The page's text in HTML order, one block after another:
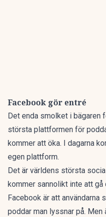
Facebook gör entré
Det enda smolket i bägaren
största plattformen för
kommer att öka. I dagarna
egen plattform.
Det är världens största
kommer sannolikt inte att
Facebook är att användarna
poddar man lyssnar på. Men